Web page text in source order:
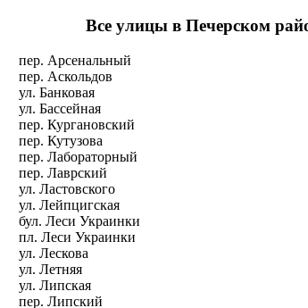
Все улицы в Печерском
пер. Арсенальный
пер. Аскольдов
ул. Банковая
ул. Бассейная
пер. Кургановский
пер. Кутузова
пер. Лабораторный
пер. Лаврский
ул. Ластовского
ул. Лейпцигская
бул. Леси Украинки
пл. Леси Украинки
ул. Лескова
ул. Летняя
ул. Липская
пер. Липский